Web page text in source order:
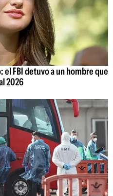
el FBI detuvo a un hombre que
2026